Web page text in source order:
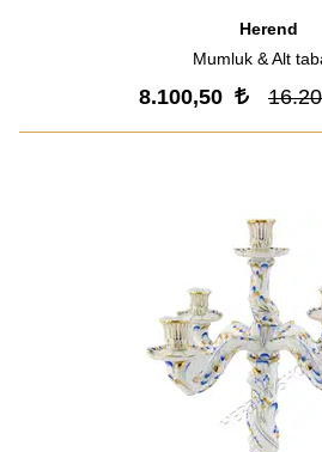
Herend
Mumluk & Alt
8.100,50